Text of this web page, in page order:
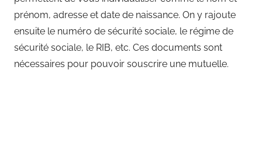
prénom, adresse et date de naissance. On y rajoute
ensuite le numéro de sécurité sociale, le régime de
sécurité sociale, le RIB, etc. Ces documents sont
nécessaires pour pouvoir souscrire une mutuelle.